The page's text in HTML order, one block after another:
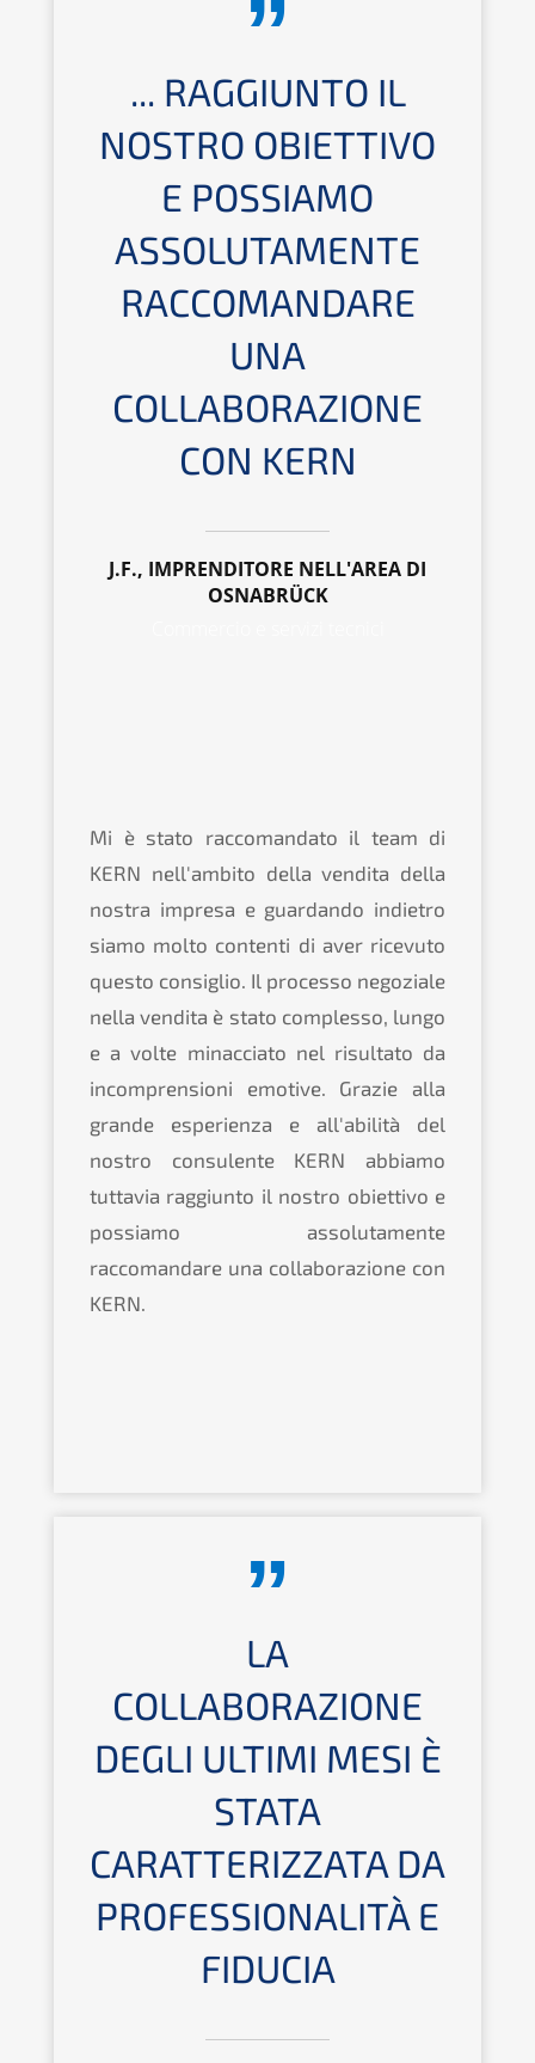
... RAGGIUNTO IL
NOSTRO OBIETTIVO
E POSSIAMO
ASSOLUTAMENTE
RACCOMANDARE
UNA
COLLABORAZIONE
CON KERN
J.F., IMPRENDITORE NELL'AREA DI
OSNABRÜCK
Mi è stato raccomandato il team di
KERN nell'ambito della vendita della
nostra impresa e guardando indietro
siamo molto contenti di aver ricevuto
questo consiglio. Il processo negoziale
nella vendita è stato complesso, lungo
e a volte minacciato nel risultato da
incomprensioni emotive. Grazie alla
grande esperienza e all'abilità del
nostro consulente KERN abbiamo
tuttavia raggiunto il nostro obiettivo e
possiamo assolutamente
raccomandare una collaborazione con
KERN.
LA
COLLABORAZIONE
DEGLI ULTIMI MESI È
STATA
CARATTERIZZATA DA
PROFESSIONALITÀ E
FIDUCIA